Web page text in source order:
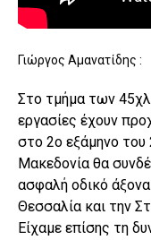
Γιώργος Αμανατίδης :
Στο τμήμα των
εργασίες έχουν
στο 2ο εξάμηνο του
Μακεδονία θα
ασφαλή οδικό
Θεσσαλία και την
Είχαμε επίσης τη